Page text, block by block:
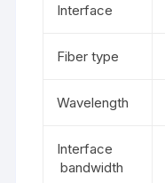
Interface
Fiber type
Wavelength
Interface
bandwidth